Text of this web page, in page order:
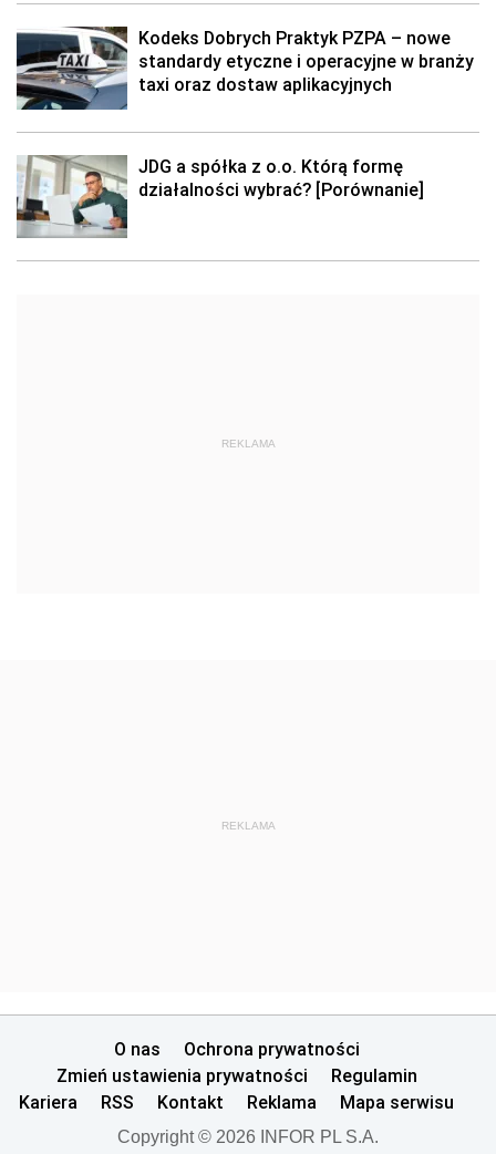
Kodeks Dobrych Praktyk PZPA – nowe
standardy etyczne i operacyjne w branży
taxi oraz dostaw aplikacyjnych
JDG a spółka z o.o. Którą formę
działalności wybrać? [Porównanie]
REKLAMA
REKLAMA
O nas
Ochrona prywatności
Zmień ustawienia prywatności
Regulamin
Kariera
RSS Kontakt Reklama Mapa serwisu
Copyright © 2026 INFOR PL S.A.